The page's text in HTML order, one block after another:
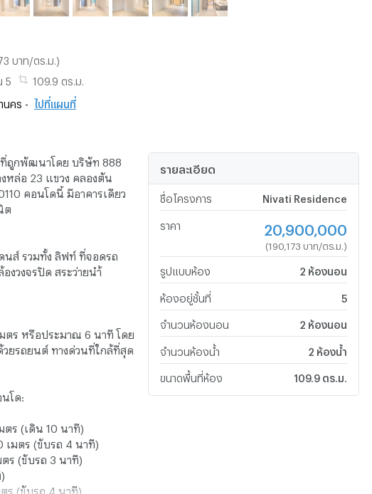
บาท/ตร.ม.)
5 109.9 ตร.ม.
คร - ไปที่แผนที่
ที่ถูกพัฒนาโดย บริษัท 888
หล่อ 23 แขวง คลองตัน
คอนโดนี้ มีอาคารเดียว
ต
นส์ รวมทั้ง ลิฟท์ ที่จอดรถ
งวงจรปิด สระว่ายนำ้
มตร หรือประมาณ 6 นาที โดย
ยรถยนต์ ทางด่วนที่ใกล้ที่สุด
โด:
ตร (เดิน 10 นาที)
เมตร (ขับรถ 4 นาที)
ตร (ขับรถ 3 นาที)
ตร (ขับรถ 4 นาที)
รายละเอียด
ชื่อโครงการ Nivati Residence
ราคา 20,900,000
(190,173 บาท/ตร.ม.)
รูปแบบห้อง 2 ห้องนอน
ห้องอยู่ชั้นที่ 5
จำนวนห้องนอน 2 ห้องนอน
จำนวนห้องน้ำ 2 ห้องน้ำ
ขนาดพื้นที่ห้อง 109.9 ตร.ม.